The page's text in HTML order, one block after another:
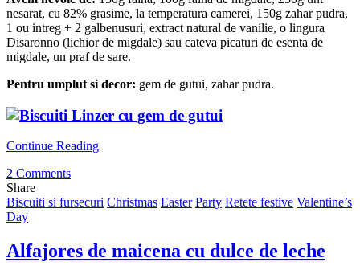
nesarat, cu 82% grasime, la temperatura camerei, 150g zahar pudra,
1 ou intreg + 2 galbenusuri, extract natural de vanilie, o lingura
Disaronno (lichior de migdale) sau cateva picaturi de esenta de
migdale, un praf de sare.
Pentru umplut si decor: gem de gutui, zahar pudra.
Continue Reading
2 Comments
Share
Biscuiti si fursecuri Christmas Easter Party Retete festive Valentine’s
Day
Alfajores de maicena cu dulce de leche